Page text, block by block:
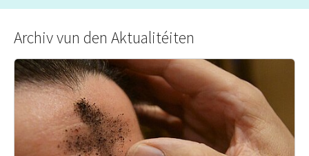
Archiv vun den Aktualitéiten